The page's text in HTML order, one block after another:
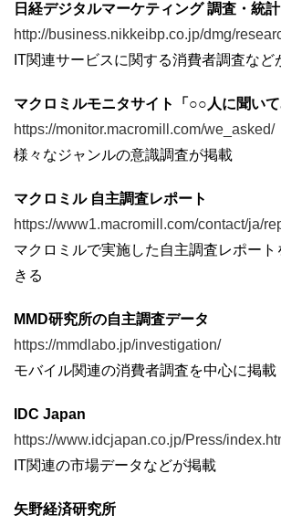
日経デジタルマーケティング 調査・統計
http://business.nikkeibp.co.jp/dmg/
IT関連サービスに関する消費者調査など
マクロミルモニタサイト「○○人に聞いて
https://monitor.macromill.com/we_asked/
様々なジャンルの意識調査が掲載
マクロミル 自主調査レポート
https://www1.macromill.com/contact/ja/
マクロミルで実施した自主調査レポー
きる
MMD研究所の自主調査データ
https://mmdlabo.jp/investigation/
モバイル関連の消費者調査を中心に掲載
IDC Japan
https://www.idcjapan.co.jp/Press/
IT関連の市場データなどが掲載
矢野経済研究所